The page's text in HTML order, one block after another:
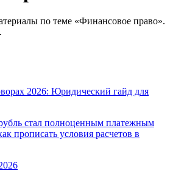
по теме «Финансовое право».
2026: Юридический гайд для
стал полноценным платежным
прописать условия расчетов в